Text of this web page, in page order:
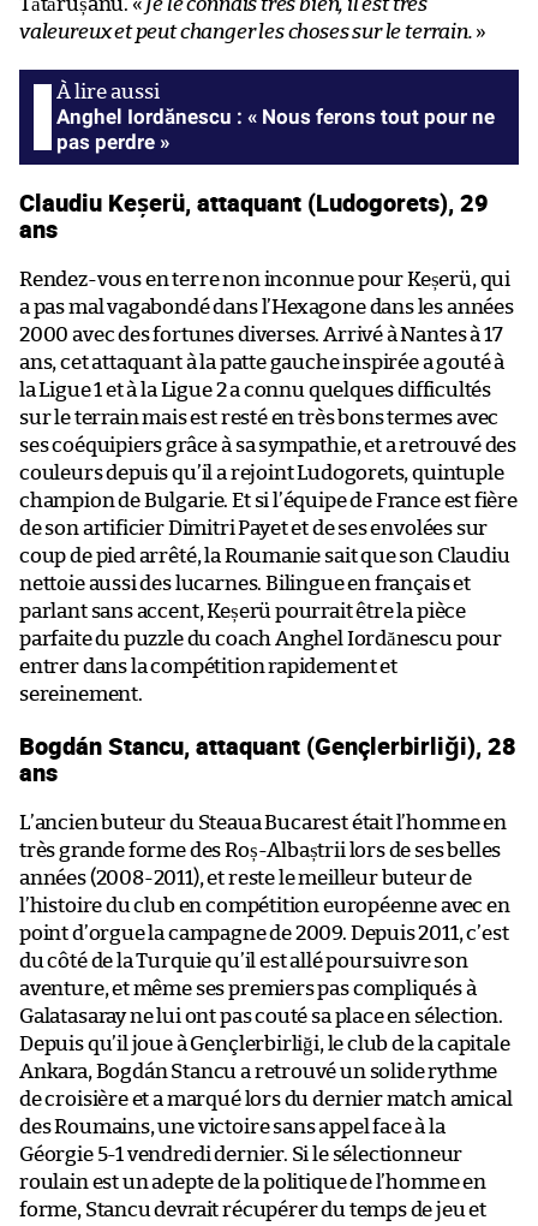
valeureux et peut changer les choses sur le terrain. »
Anghel Iordănescu : « Nous ferons tout pour ne
pas perdre »
Claudiu Keșerü, attaquant (Ludogorets), 29
ans
Rendez-vous en terre non inconnue pour Keșerü, qui
a pas mal vagabondé dans l’Hexagone dans les années
2000 avec des fortunes diverses. Arrivé à Nantes à 17
ans, cet attaquant à la patte gauche inspirée a gouté à
la Ligue 1 et à la Ligue 2 a connu quelques difficultés
sur le terrain mais est resté en très bons termes avec
ses coéquipiers grâce à sa sympathie, et a retrouvé des
couleurs depuis qu’il a rejoint Ludogorets, quintuple
champion de Bulgarie. Et si l’équipe de France est fière
de son artificier Dimitri Payet et de ses envolées sur
coup de pied arrêté, la Roumanie sait que son Claudiu
nettoie aussi des lucarnes. Bilingue en français et
parlant sans accent, Keșerü pourrait être la pièce
parfaite du puzzle du coach Anghel Iordănescu pour
entrer dans la compétition rapidement et
sereinement.
Bogdán Stancu, attaquant (Gençlerbirliği), 28
ans
L’ancien buteur du Steaua Bucarest était l’homme en
très grande forme des Roș-Albaștrii lors de ses belles
années (2008-2011), et reste le meilleur buteur de
l’histoire du club en compétition européenne avec en
point d’orgue la campagne de 2009. Depuis 2011, c’est
du côté de la Turquie qu’il est allé poursuivre son
aventure, et même ses premiers pas compliqués à
Galatasaray ne lui ont pas couté sa place en sélection.
Depuis qu’il joue à Gençlerbirliği, le club de la capitale
Ankara, Bogdán Stancu a retrouvé un solide rythme
de croisière et a marqué lors du dernier match amical
des Roumains, une victoire sans appel face à la
Géorgie 5-1 vendredi dernier. Si le sélectionneur
roulain est un adepte de la politique de l’homme en
forme, Stancu devrait récupérer du temps de jeu et